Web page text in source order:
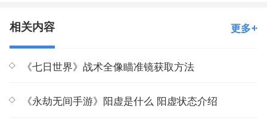
相关内容 更多
《七日世界》战术全像瞄准镜获取方法
《永劫无间手游》阳虚是什么 阳虚状态介绍